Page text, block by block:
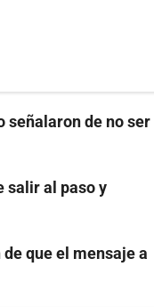
señalaron de no ser
salir al paso y
que el mensaje a